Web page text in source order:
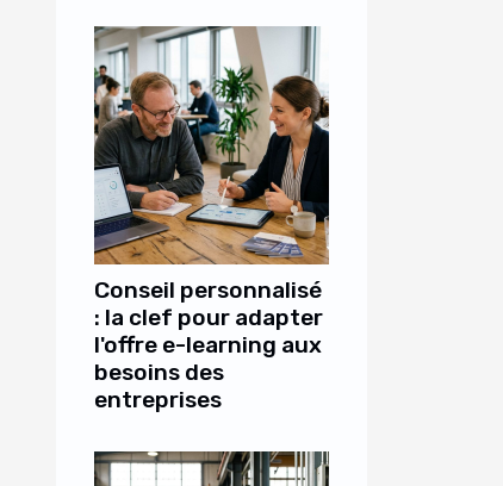
Conseil personnalisé
: la clef pour adapter
l'offre e-learning aux
besoins des
entreprises